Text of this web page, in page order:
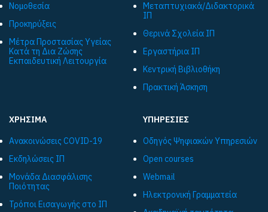
Νομοθεσία
Προκηρύξεις
Μέτρα Προστασίας Υγείας
Κατά τη Δια Ζώσης
Εκπαιδευτική Λειτουργία
Μεταπτυχιακά/Διδακτορικά
ΙΠ
Θερινά Σχολεία ΙΠ
Εργαστήρια ΙΠ
Κεντρική Βιβλιοθήκη
Πρακτική Άσκηση
ΧΡΗΣΙΜΑ
Ανακοινώσεις COVID-19
Εκδηλώσεις ΙΠ
Μονάδα Διασφάλισης
Ποιότητας
Τρόποι Εισαγωγής στο ΙΠ
ΥΠΗΡΕΣΙΕΣ
Οδηγός Ψηφιακών Υπηρεσιών
Open courses
Webmail
Ηλεκτρονική Γραμματεία